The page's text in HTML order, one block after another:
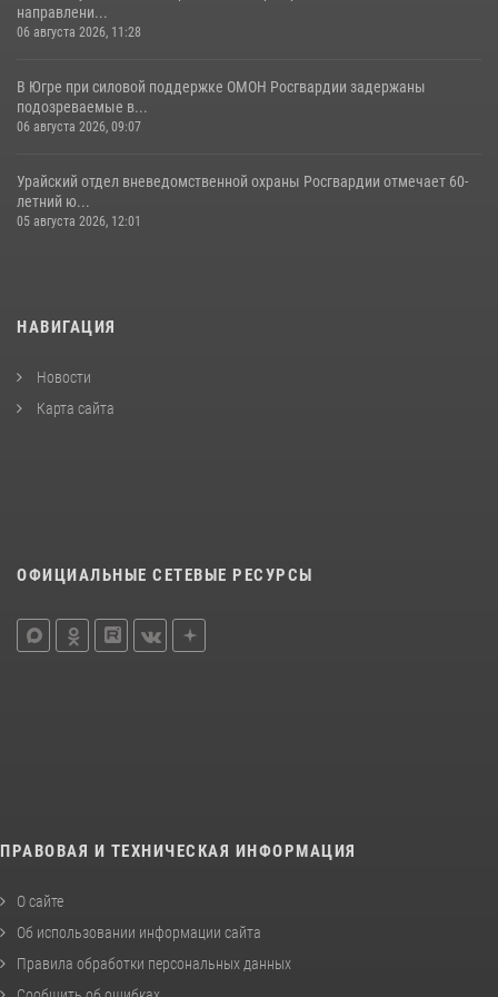
направлени...
06 августа 2026, 11:28
В Югре при силовой поддержке ОМОН Росгвардии задержаны
подозреваемые в...
06 августа 2026, 09:07
Урайский отдел вневедомственной охраны Росгвардии отмечает 60-
летний ю...
05 августа 2026, 12:01
НАВИГАЦИЯ
Новости
Карта сайта
ОФИЦИАЛЬНЫЕ СЕТЕВЫЕ РЕСУРСЫ
ПРАВОВАЯ И ТЕХНИЧЕСКАЯ ИНФОРМАЦИЯ
О сайте
Об использовании информации сайта
Правила обработки персональных данных